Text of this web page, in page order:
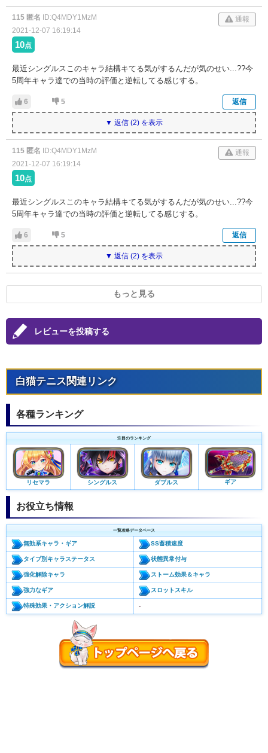
115 匿名 ID:Q4MDY1MzM
通報
2021-12-07 16:19:14
10点
最近シングルスこのキャラ結構キてる気がするんだが気のせい...??今
5周年キャラ達での当時の評価と逆転してる感じする。
6 5 返信
▼ 返信 (2) を表示
115 匿名 ID:Q4MDY1MzM
通報
2021-12-07 16:19:14
10点
最近シングルスこのキャラ結構キてる気がするんだが気のせい...??今
5周年キャラ達での当時の評価と逆転してる感じする。
6 5 返信
▼ 返信 (2) を表示
もっと見る
レビューを投稿する
白猫テニス関連リンク
各種ランキング
注目のランキング
リセマラ シングルス ダブルス ギア
お役立ち情報
一覧攻略データベース
無効系キャラ・ギア SS蓄積速度
タイプ別キャラステータス 状態異常付与
強化解除キャラ ストーム効果＆キャラ
強力なギア スロットスキル
特殊効果・アクション解説 -